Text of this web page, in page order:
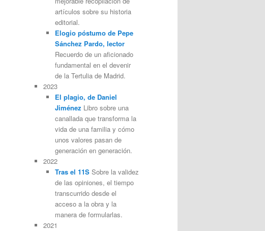
artículos sobre su historia
editorial.
Elogio póstumo de Pepe
Sánchez Pardo, lector
Recuerdo de un aficionado
fundamental en el devenir
de la Tertulia de Madrid.
2023
El plagio, de Daniel
Jiménez Libro sobre una
canallada que transforma la
vida de una familia y cómo
unos valores pasan de
generación en generación.
2022
Tras el 11SSobre la validez
de las opiniones, el tiempo
transcurrido desde el
acceso a la obra y la
manera de formularlas.
2021